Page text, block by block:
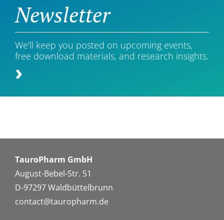
Newsletter
We'll keep you posted on upcoming events,
free download materials, and research insights.
TauroPharm GmbH
August-Bebel-Str. 51
D-97297 Waldbüttelbrunn
contact@tauropharm.de